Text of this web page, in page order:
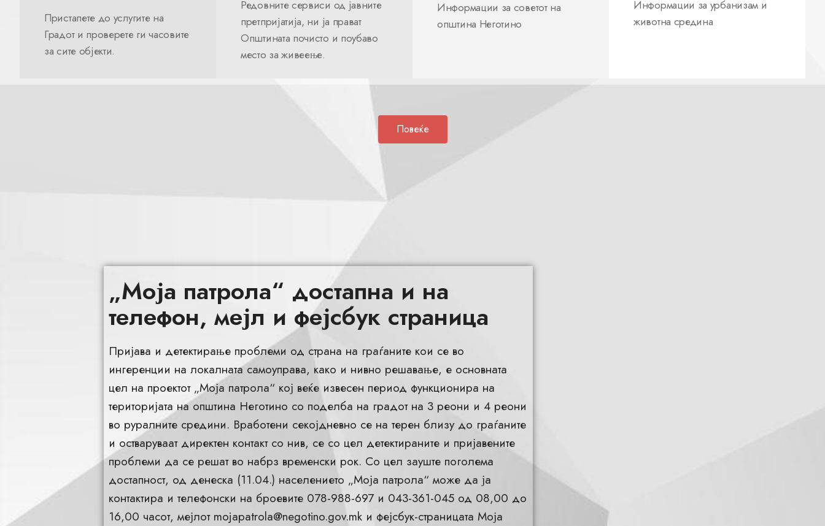
Пристапете до услугите на
Градот и проверете ги часовите
за сите објекти.
Редовните сервиси од јавните
претпријатија, ни ја прават
Општината почисто и поубаво
место за живеење.
Информации за советот на
општина Неготино
Информации за урбанизам и
животна средина
Повеќе
„Моја патрола“ достапна и на
телефон, мејл и фејсбук страница
Пријава и детектирање проблеми од страна на граѓаните кои се во
ингеренции на локалната самоуправа, како и нивно решавање, е основната
цел на проектот „Моја патрола“ кој веќе извесен период функционира на
територијата на општина Неготино со поделба на градот на 3 реони и 4 реони
во руралните средини. Вработени секојдневно се на терен близу до граѓаните
и остваруваат директен контакт со нив, се со цел детектираните и пријавените
проблеми да се решат во набрз временски рок. Со цел зауште поголема
достапност, од денеска (11.04.) населението „Моја патрола“ може да ја
контактира и телефонски на броевите 078-988-697 и 043-361-045 од 08,00 до
16,00 часот, мејлот mojapatrola@negotino.gov.mk и фејсбук-страницата Моја